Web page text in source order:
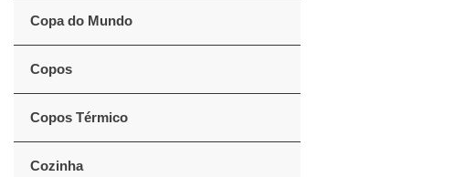
Copa do Mundo
Copos
Copos Térmico
Cozinha